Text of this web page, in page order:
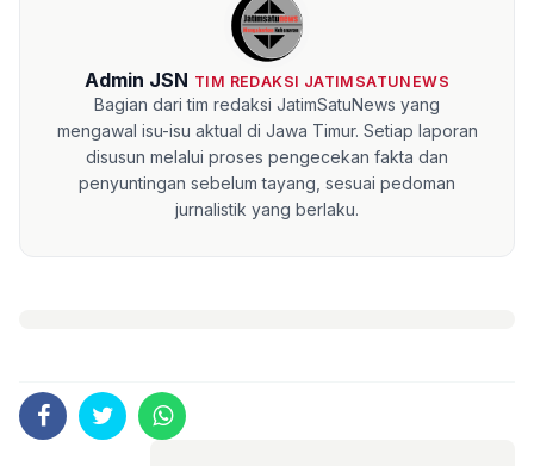
Admin JSN TIM REDAKSI JATIMSATUNEWS
Bagian dari tim redaksi JatimSatuNews yang
mengawal isu-isu aktual di Jawa Timur. Setiap laporan
disusun melalui proses pengecekan fakta dan
penyuntingan sebelum tayang, sesuai pedoman
jurnalistik yang berlaku.